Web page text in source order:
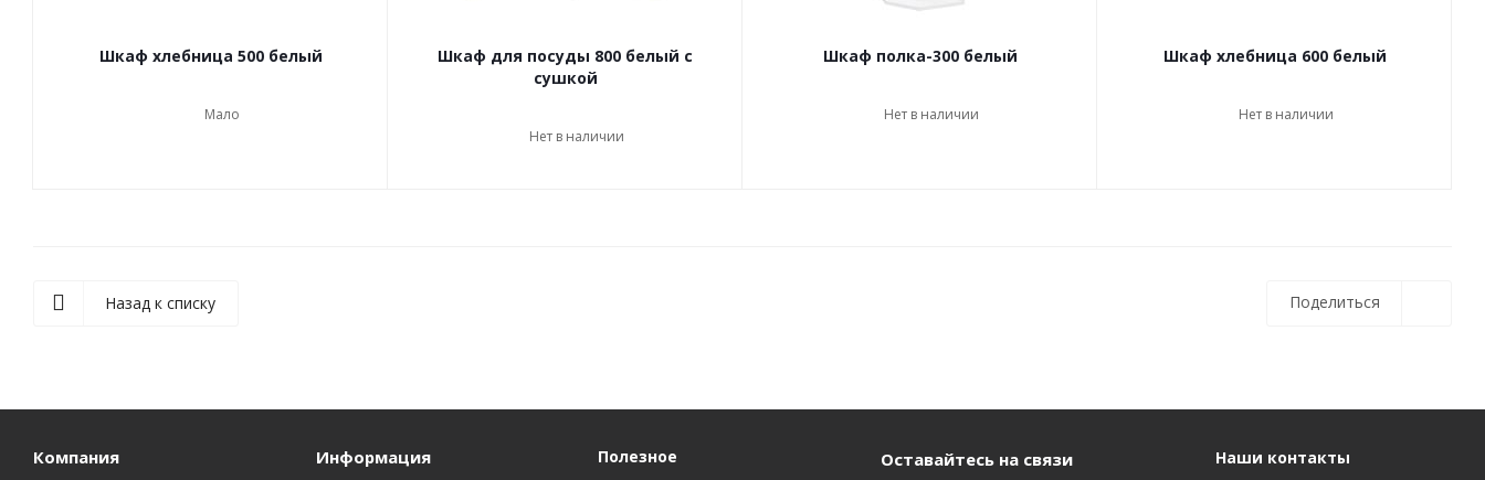
Шкаф хлебница 500 белый
Мало
Шкаф для посуды 800 белый с
сушкой
Нет в наличии
Шкаф полка-300 белый
Нет в наличии
Шкаф хлебница 600 белый
Нет в наличии
Поделиться
Назад к списку
Компания Информация Полезное Оставайтесь на связи Наши контакты